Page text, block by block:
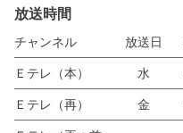
放送時間
チャンネル 放送日
Ｅテレ（本） 水
Ｅテレ（再） 金